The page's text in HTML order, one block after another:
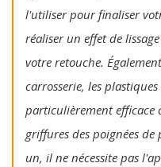
l'utiliser pour finaliser
réaliser un effet de
votre retouche.
carrosserie, les
particulièrement efficace
griffures des poignées
un, il ne nécessite pas